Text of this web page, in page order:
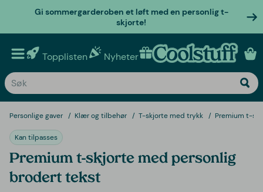
Gi sommergarderoben et løft med en personlig t-
skjorte!
Topplisten Nyheter Personlige gaver
Personlige gaver Klær og tilbehør T-skjorte med trykk Premium t-
Kan tilpasses
Premium t-skjorte med personlig
brodert tekst